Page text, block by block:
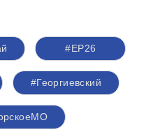
#ЕР26
#Георгиевский